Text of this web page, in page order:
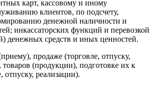
карт, кассовому и иному
клиентов, по подсчету,
денежной наличности и
инкассаторских функций и перевозкой
денежных средств и иных ценностей.
продаже (торговле, отпуску,
товаров (продукции), подготовке их к
отпуску, реализации).